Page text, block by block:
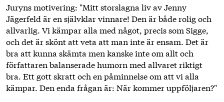
Juryns motivering: "Mitt storslagna liv av Jenny
Jägerfeld är en självklar vinnare! Den är både rolig och
allvarlig. Vi kämpar alla med något, precis som Sigge,
och det är skönt att veta att man inte är ensam. Det är
bra att kunna skämta men kanske inte om allt och
författaren balanserade humorn med allvaret riktigt
bra. Ett gott skratt och en påminnelse om att vi alla
kämpar. Den enda frågan är: När kommer uppföljaren?"